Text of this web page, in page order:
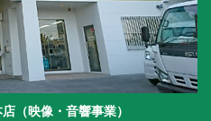
（映像・音響事業）